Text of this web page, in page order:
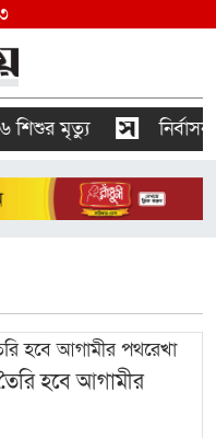
মৃত্যু নির্বাসন
হবে আগামীর